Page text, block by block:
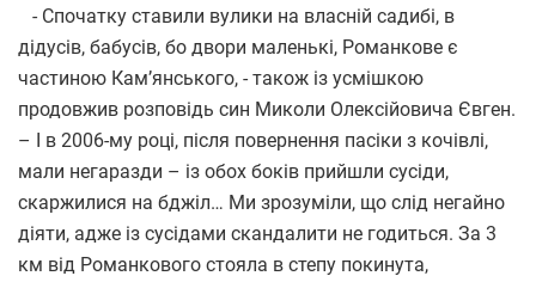
- Спочатку ставили вулики на власній садибі, в
дідусів, бабусів, бо двори маленькі, Романкове є
частиною Кам’янського, - також із усмішкою
продовжив розповідь син Миколи Олексійовича Євген.
– І в 2006-му році, після повернення пасіки з кочівлі,
мали негаразди – із обох боків прийшли сусіди,
скаржилися на бджіл… Ми зрозуміли, що слід негайно
діяти, адже із сусідами скандалити не годиться. За 3
км від Романкового стояла в степу покинута,